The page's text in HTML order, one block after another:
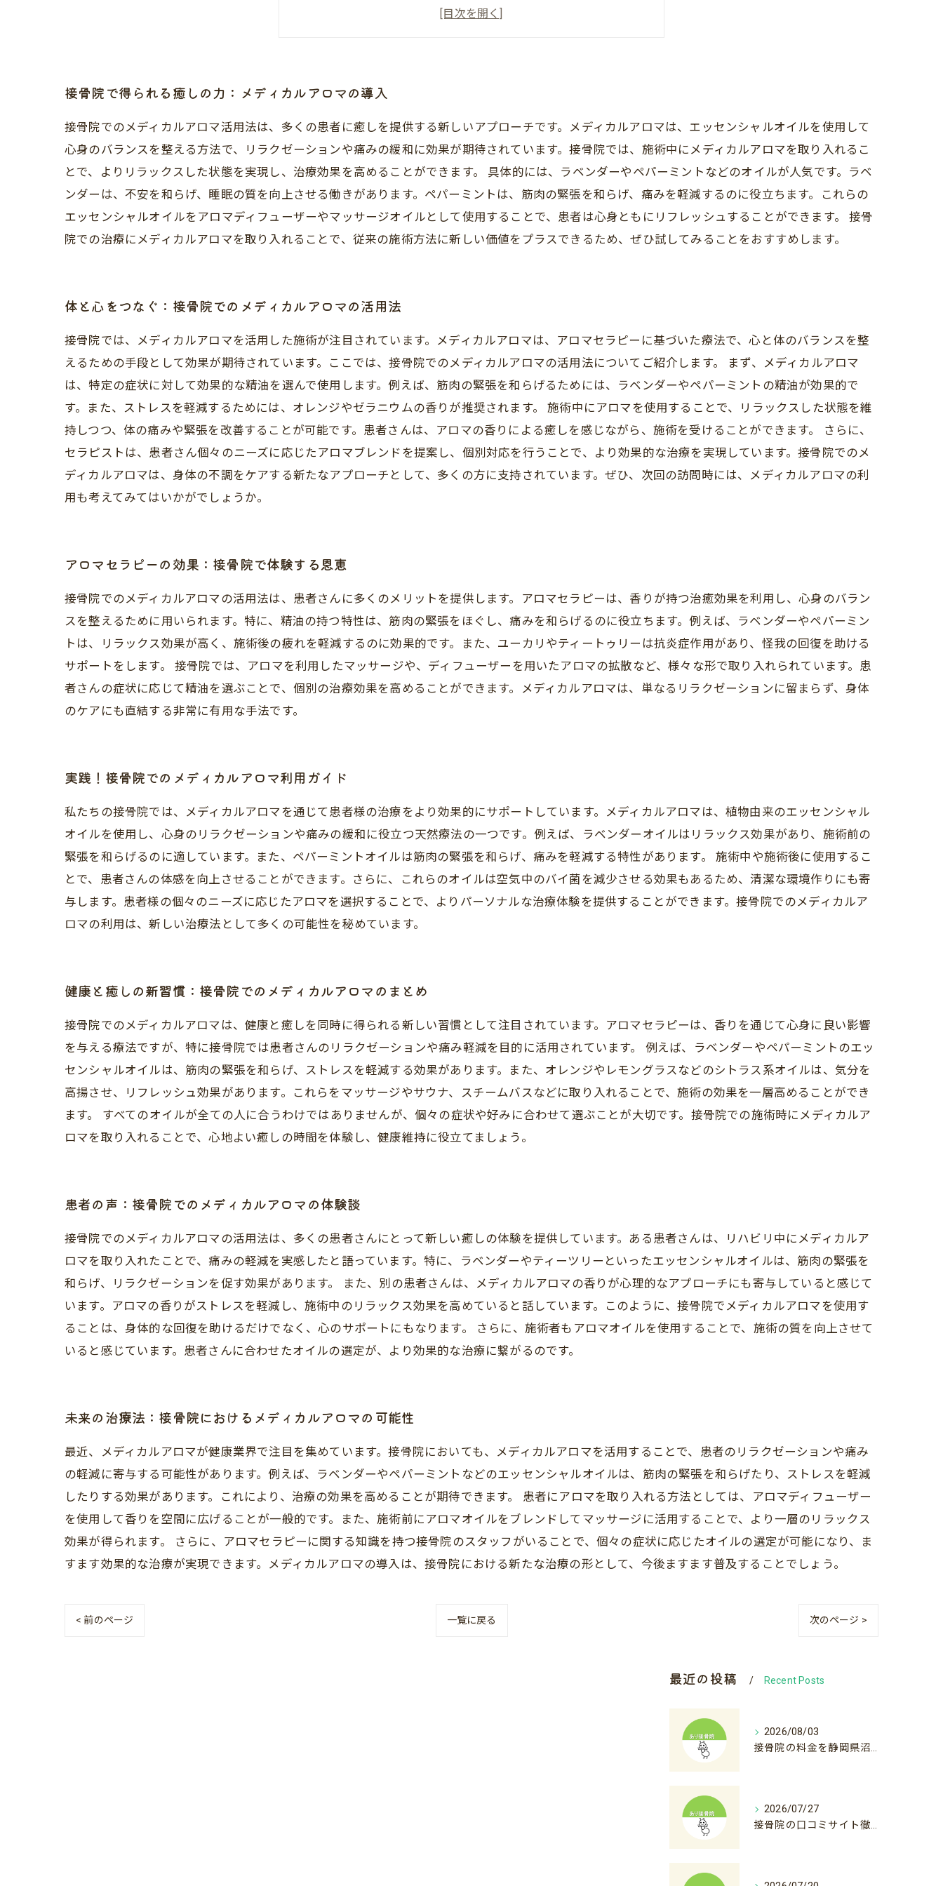
実践！接骨院でのメディカルアロマ利用ガイド
未来の治療法：接骨院におけるメディカルアロマの可能性
接骨院で得られる癒しの力：メディカルアロマの導入
接骨院でのメディカルアロマ活用法は、多くの患者に癒しを提供する新しいアプローチです。メディカルアロマは、エッセンシャルオイルを使用して
心身のバランスを整える方法で、リラクゼーションや痛みの緩和に効果が期待されています。接骨院では、施術中にメディカルアロマを取り入れるこ
とで、よりリラックスした状態を実現し、治療効果を高めることができます。 具体的には、ラベンダーやペパーミントなどのオイルが人気です。ラベ
ンダーは、不安を和らげ、睡眠の質を向上させる働きがあります。ペパーミントは、筋肉の緊張を和らげ、痛みを軽減するのに役立ちます。これらの
エッセンシャルオイルをアロマディフューザーやマッサージオイルとして使用することで、患者は心身ともにリフレッシュすることができます。 接骨
院での治療にメディカルアロマを取り入れることで、従来の施術方法に新しい価値をプラスできるため、ぜひ試してみることをおすすめします。
体と心をつなぐ：接骨院でのメディカルアロマの活用法
接骨院では、メディカルアロマを活用した施術が注目されています。メディカルアロマは、アロマセラピーに基づいた療法で、心と体のバランスを整
えるための手段として効果が期待されています。ここでは、接骨院でのメディカルアロマの活用法についてご紹介します。 まず、メディカルアロマ
は、特定の症状に対して効果的な精油を選んで使用します。例えば、筋肉の緊張を和らげるためには、ラベンダーやペパーミントの精油が効果的で
す。また、ストレスを軽減するためには、オレンジやゼラニウムの香りが推奨されます。 施術中にアロマを使用することで、リラックスした状態を維
持しつつ、体の痛みや緊張を改善することが可能です。患者さんは、アロマの香りによる癒しを感じながら、施術を受けることができます。 さらに、
セラピストは、患者さん個々のニーズに応じたアロマブレンドを提案し、個別対応を行うことで、より効果的な治療を実現しています。接骨院でのメ
ディカルアロマは、身体の不調をケアする新たなアプローチとして、多くの方に支持されています。ぜひ、次回の訪問時には、メディカルアロマの利
用も考えてみてはいかがでしょうか。
アロマセラピーの効果：接骨院で体験する恩恵
接骨院でのメディカルアロマの活用法は、患者さんに多くのメリットを提供します。アロマセラピーは、香りが持つ治癒効果を利用し、心身のバラン
スを整えるために用いられます。特に、精油の持つ特性は、筋肉の緊張をほぐし、痛みを和らげるのに役立ちます。例えば、ラベンダーやペパーミン
トは、リラックス効果が高く、施術後の疲れを軽減するのに効果的です。また、ユーカリやティートゥリーは抗炎症作用があり、怪我の回復を助ける
サポートをします。 接骨院では、アロマを利用したマッサージや、ディフューザーを用いたアロマの拡散など、様々な形で取り入れられています。患
者さんの症状に応じて精油を選ぶことで、個別の治療効果を高めることができます。メディカルアロマは、単なるリラクゼーションに留まらず、身体
のケアにも直結する非常に有用な手法です。
実践！接骨院でのメディカルアロマ利用ガイド
私たちの接骨院では、メディカルアロマを通じて患者様の治療をより効果的にサポートしています。メディカルアロマは、植物由来のエッセンシャル
オイルを使用し、心身のリラクゼーションや痛みの緩和に役立つ天然療法の一つです。例えば、ラベンダーオイルはリラックス効果があり、施術前の
緊張を和らげるのに適しています。また、ペパーミントオイルは筋肉の緊張を和らげ、痛みを軽減する特性があります。 施術中や施術後に使用するこ
とで、患者さんの体感を向上させることができます。さらに、これらのオイルは空気中のバイ菌を減少させる効果もあるため、清潔な環境作りにも寄
与します。患者様の個々のニーズに応じたアロマを選択することで、よりパーソナルな治療体験を提供することができます。接骨院でのメディカルア
ロマの利用は、新しい治療法として多くの可能性を秘めています。
健康と癒しの新習慣：接骨院でのメディカルアロマのまとめ
接骨院でのメディカルアロマは、健康と癒しを同時に得られる新しい習慣として注目されています。アロマセラピーは、香りを通じて心身に良い影響
を与える療法ですが、特に接骨院では患者さんのリラクゼーションや痛み軽減を目的に活用されています。 例えば、ラベンダーやペパーミントのエッ
センシャルオイルは、筋肉の緊張を和らげ、ストレスを軽減する効果があります。また、オレンジやレモングラスなどのシトラス系オイルは、気分を
高揚させ、リフレッシュ効果があります。これらをマッサージやサウナ、スチームバスなどに取り入れることで、施術の効果を一層高めることができ
ます。 すべてのオイルが全ての人に合うわけではありませんが、個々の症状や好みに合わせて選ぶことが大切です。接骨院での施術時にメディカルア
ロマを取り入れることで、心地よい癒しの時間を体験し、健康維持に役立てましょう。
患者の声：接骨院でのメディカルアロマの体験談
接骨院でのメディカルアロマの活用法は、多くの患者さんにとって新しい癒しの体験を提供しています。ある患者さんは、リハビリ中にメディカルア
ロマを取り入れたことで、痛みの軽減を実感したと語っています。特に、ラベンダーやティーツリーといったエッセンシャルオイルは、筋肉の緊張を
和らげ、リラクゼーションを促す効果があります。 また、別の患者さんは、メディカルアロマの香りが心理的なアプローチにも寄与していると感じて
います。アロマの香りがストレスを軽減し、施術中のリラックス効果を高めていると話しています。このように、接骨院でメディカルアロマを使用す
ることは、身体的な回復を助けるだけでなく、心のサポートにもなります。 さらに、施術者もアロマオイルを使用することで、施術の質を向上させて
いると感じています。患者さんに合わせたオイルの選定が、より効果的な治療に繋がるのです。
未来の治療法：接骨院におけるメディカルアロマの可能性
最近、メディカルアロマが健康業界で注目を集めています。接骨院においても、メディカルアロマを活用することで、患者のリラクゼーションや痛み
の軽減に寄与する可能性があります。例えば、ラベンダーやペパーミントなどのエッセンシャルオイルは、筋肉の緊張を和らげたり、ストレスを軽減
したりする効果があります。これにより、治療の効果を高めることが期待できます。 患者にアロマを取り入れる方法としては、アロマディフューザー
を使用して香りを空間に広げることが一般的です。また、施術前にアロマオイルをブレンドしてマッサージに活用することで、より一層のリラックス
効果が得られます。 さらに、アロマセラピーに関する知識を持つ接骨院のスタッフがいることで、個々の症状に応じたオイルの選定が可能になり、ま
すます効果的な治療が実現できます。メディカルアロマの導入は、接骨院における新たな治療の形として、今後ますます普及することでしょう。
< 前のページ 一覧に戻る 次のページ >
最近の投稿 Recent Posts
2026/08/03
接骨院の料金を静岡県沼津市裾野市で比較初診料から自費診療まで徹底解説
2026/07/27
接骨院の口コミサイト徹底活用術と後悔しない選び方ガイド